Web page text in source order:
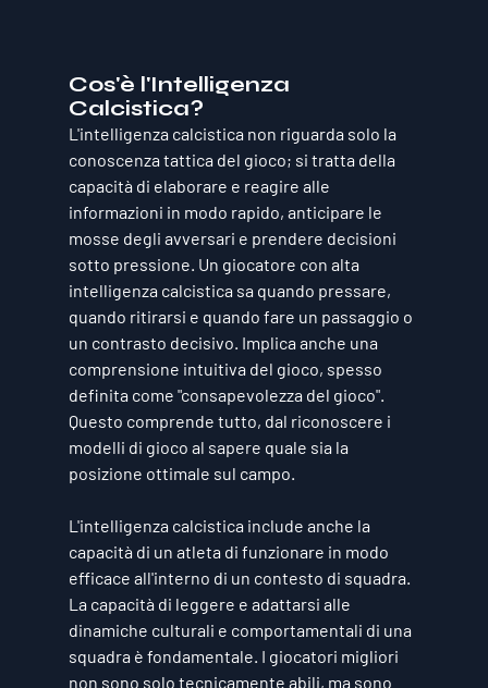
Cos'è l'Intelligenza
Calcistica?
L'intelligenza calcistica non riguarda solo la
conoscenza tattica del gioco; si tratta della
capacità di elaborare e reagire alle
informazioni in modo rapido, anticipare le
mosse degli avversari e prendere decisioni
sotto pressione. Un giocatore con alta
intelligenza calcistica sa quando pressare,
quando ritirarsi e quando fare un passaggio o
un contrasto decisivo. Implica anche una
comprensione intuitiva del gioco, spesso
definita come "consapevolezza del gioco".
Questo comprende tutto, dal riconoscere i
modelli di gioco al sapere quale sia la
posizione ottimale sul campo.
L'intelligenza calcistica include anche la
capacità di un atleta di funzionare in modo
efficace all'interno di un contesto di squadra.
La capacità di leggere e adattarsi alle
dinamiche culturali e comportamentali di una
squadra è fondamentale. I giocatori migliori
non sono solo tecnicamente abili, ma sono